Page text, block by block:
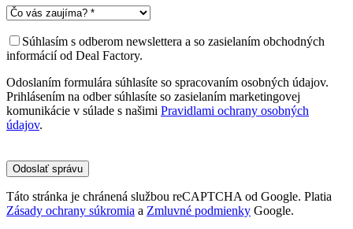
Súhlasím s odberom newslettera a so zasielaním obchodných
informácií od Deal Factory.
Odoslaním formulára súhlasíte so spracovaním osobných údajov.
Prihlásením na odber súhlasíte so zasielaním marketingovej
komunikácie v súlade s našimi Pravidlami ochrany osobných
údajov.
leave
this
field
empty.
Táto stránka je chránená službou reCAPTCHA od Google. Platia
Zásady ochrany súkromia a Zmluvné podmienky Google.